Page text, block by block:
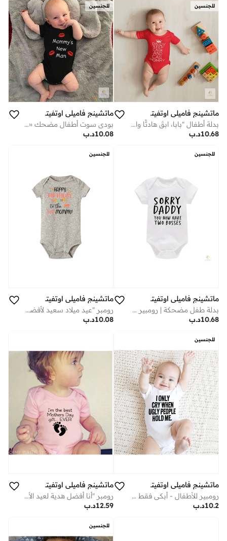
للجنسين
ماتشينج فاميلي اوتفيتس
بدلة أطفال "بابا، ابقَ هادئًا واتصل بماما" – رومبر رضّع بطباعة مضحكة، مصنوع من قطن ناعم بأكمام قصيرة، زي مريح لحديثي الولادة، مناسب للأولاد والبنات، هدية لطيفة للأطفال (أحمر)
د.ب10.68
للجنسين
ماتشينج فاميلي اوتفيتس
بودي سوت أطفال مضحك «رجل ماما الجديد» – رومبر قطني لطيف للرضّع مع طبعة شفاه، بأكمام قصيرة لحديثي الولادة، ملابس أطفال للجنسين، هدية مثالية لحفلات استقبال المولود للأولاد (أسود)
د.ب10.08
للجنسين
ماتشينج فاميلي اوتفيتس
بدلة طفل مضحكة | رومبير مطبوع عليه عبارة "آسف يا أبي، لديك الآن رئيسان" | طقم ملابس حديثي الولادة من القطن الناعم
د.ب10.68
للجنسين
ماتشينج فاميلي اوتفيتس
رومبر "عيد ميلاد سعيد لأفضل أم" للرضّع – تصميم مطبوع من قطن ناعم وقابل للتنفس للمواليد الجدد | مثالي كزي عيد ميلاد للرضيع، هدية لحفلات استقبال المواليد، وملابس يومية لطيفة
د.ب10.08
للجنسين
ماتشينج فاميلي اوتفيتس
رومبير للأطفال - أبكي فقط عندما يحملني الغرباء | جمبسوت قطني ناعم ومرح لحديثي الولادة للأولاد والبنات
د.ب10.2
ماتشينج فاميلي اوتفيتس
رومبر "أنا أفضل هدية لعيد الأم" | بدلة أطفال مطبوعة بشكل مضحك | بدلة أطفال قطنية ناعمة بأكمام قصيرة | هدية لحديثي الولادة | ملابس عائلية متناسقة
د.ب12.59
للجنسين